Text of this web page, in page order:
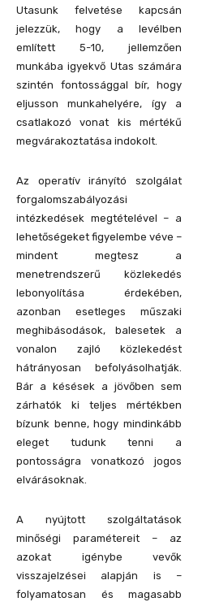
Utasunk felvetése kapcsán
jelezzük, hogy a levélben
említett 5-10, jellemzően
munkába igyekvő Utas számára
szintén fontossággal bír, hogy
eljusson munkahelyére, így a
csatlakozó vonat kis mértékű
megvárakoztatása indokolt.
Az operatív irányító szolgálat
forgalomszabályozási
intézkedések megtételével – a
lehetőségeket figyelembe véve –
mindent megtesz a
menetrendszerű közlekedés
lebonyolítása érdekében,
azonban esetleges műszaki
meghibásodások, balesetek a
vonalon zajló közlekedést
hátrányosan befolyásolhatják.
Bár a késések a jövőben sem
zárhatók ki teljes mértékben
bízunk benne, hogy mindinkább
eleget tudunk tenni a
pontosságra vonatkozó jogos
elvárásoknak.
A nyújtott szolgáltatások
minőségi paramétereit – az
azokat igénybe vevők
visszajelzései alapján is –
folyamatosan és magasabb